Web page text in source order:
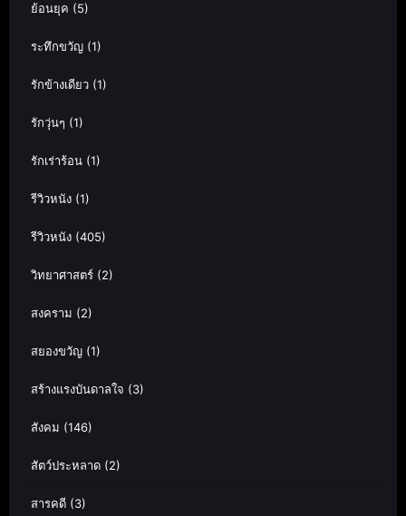
ย้อนยุค (5)
ระทึกขวัญ (1)
รักข้างเดียว (1)
รักวุ่นๆ (1)
รักเร่าร้อน (1)
รีวิวหนัง (1)
รีวิวหนัง (405)
วิทยาศาสตร์ (2)
สงคราม (2)
สยองขวัญ (1)
สร้างแรงบันดาลใจ (3)
สังคม (146)
สัตว์ประหลาด (2)
สารคดี (3)